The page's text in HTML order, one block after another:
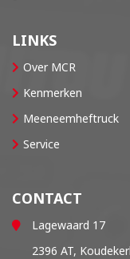
LINKS
Over MCR
Kenmerken
Meeneemheftruck
Service
CONTACT
Lagewaard 17
2396 AT,